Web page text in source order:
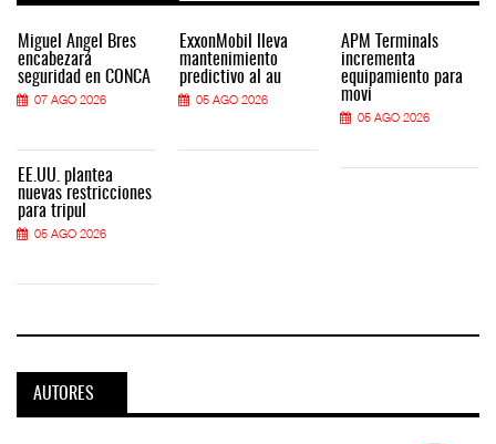
Miguel Ángel Bres
encabezará
seguridad en CONCA
07 AGO 2026
EE.UU. plantea
nuevas restricciones
para tripul
05 AGO 2026
ExxonMobil lleva
mantenimiento
predictivo al au
05 AGO 2026
APM Terminals
incrementa
equipamiento para
movi
05 AGO 2026
AUTORES